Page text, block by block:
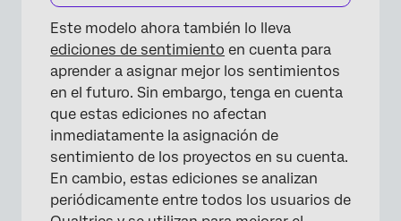
Este modelo ahora también lo lleva
ediciones de sentimiento en cuenta para
aprender a asignar mejor los sentimientos
en el futuro. Sin embargo, tenga en cuenta
que estas ediciones no afectan
inmediatamente la asignación de
sentimiento de los proyectos en su cuenta.
En cambio, estas ediciones se analizan
periódicamente entre todos los usuarios de